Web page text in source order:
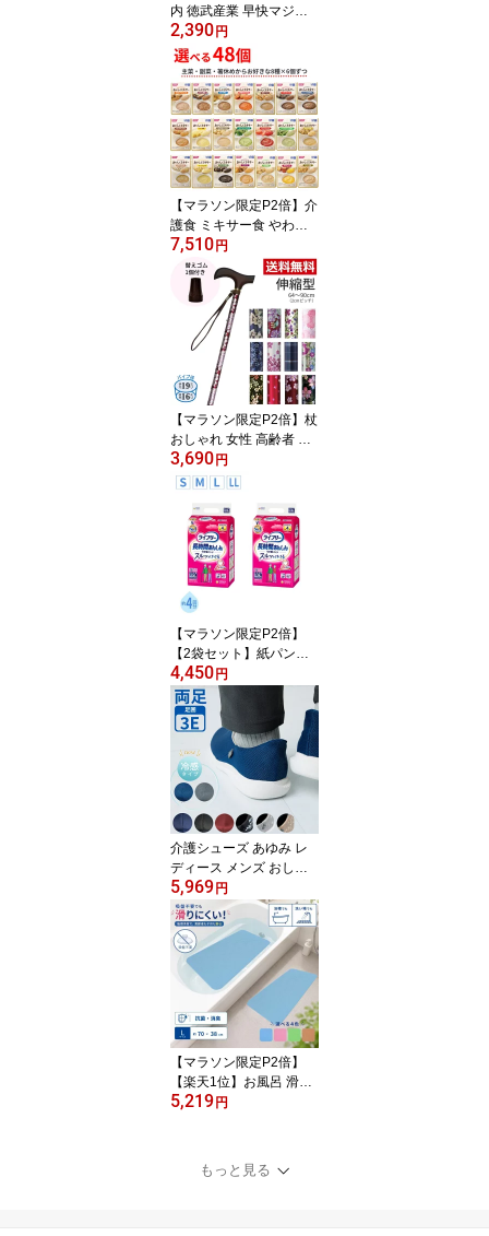
内 徳武産業 早快マジッ
ク レギュラー 2502 3E
相当 介護靴 室内履き マ
ジックテープ あゆみシュ
ーズ 介護用品 靴 リハビ
リシューズ 両足 室内用
婦人用 紳士用 男性用 レ
ディース メンズ 入院 病
院 スリッパ 入院用スリ
ッパ 介護用スリッパ 高
齢者
2,390円
【マラソン限定P2倍】介
護食 ミキサー食 やわら
か食 レトルト 選べる 8種
×6個 セット 区分4 おい
しくミキサー おかず 50g
48個 ホリカフーズ まと
め買い ミキサー食 介護
用品 常温保存 やわらか
い 柔らかい かまなくて
よい 高齢者 おいしい 嚥
下食 食事 ペースト食
7,510円
【マラソン限定P2倍】杖
おしゃれ 女性 高齢者 ス
テッキ 伸縮 軽量 プレゼ
ント ギフト 長さ調節 調
ト 持ち運び 花柄 かわい
い 夢ライフステッキ 柄
杖伸縮型 スリムタイプ 9
714 ウェルファン かわい
い シニア レディース 送
料無料
3,690円
【マラソン限定P2倍】
【2袋セット】紙パンツ
大人用 紙パンツ 大人用
紙パンツ ライフリー 紙
パンツ 紙おむつ 4回 長時
間あんしん うす型パンツ
S〜LL ユニ・チャーム 介
護 おむつ リハビリパン
ツ 大人用紙おむつ 介護
用品 パンツタイプ 介護
パンツ リハパン
4,450円
介護シューズ あゆみ レ
ディース メンズ おしゃ
れ 徳武産業 瞬感スポッ
と 1141 介護 スリッポン
室内履き 施設用 男女兼
用 あゆみシューズ ルー
ムシューズ 上履き 上靴
スリップオン 室内 室外
外出 施設 履きやすい 撥
水 瞬間すぽっと 手を使
わずに履ける靴 高齢者
5,969円
【マラソン限定P2倍】
【楽天1位】お風呂 滑り
止めマット 日本製 防カ
シンエイテクノ 入浴用品
すべり止めマット 自沈
5,219円
もっと見る